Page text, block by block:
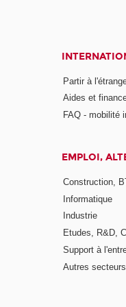
Partir à
Aides et
FAQ - mobilité
EMPLOI,
Construction,
Informatique
Industrie
Etudes, R&D,
Support à
Autres